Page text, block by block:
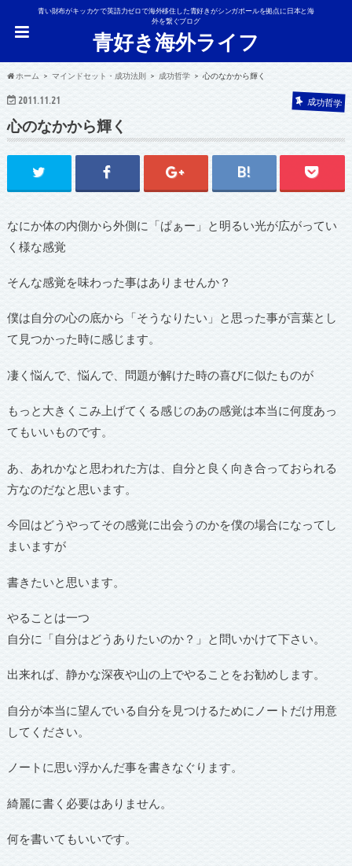
青い財布がキッカケで英語力ゼロで海外移住した青好きがシンガポールを拠点に日本と海
外を繋ぐブログ
青好き海外ライフ
ホーム マインドセット・成功法則 成功哲学 心のなかから輝く
2011.11.21 成功哲学
心のなかから輝く
なにか体の内側から外側に「ぱぁー」と明るい光が広がってい
く様な感覚
そんな感覚を味わった事はありませんか？
僕は自分の心の底から「そうなりたい」と思った事が言葉とし
て見つかった時に感じます。
凄く悩んで、悩んで、問題が解けた時の喜びに似たものが
もっと大きくこみ上げてくる感じのあの感覚は本当に何度あっ
てもいいものです。
あ、あれかなと思われた方は、自分と良く向き合っておられる
方なのだなと思います。
今回はどうやってその感覚に出会うのかを僕の場合になってし
まいますが
書きたいと思います。
やることは一つ
自分に「自分はどうありたいのか？」と問いかけて下さい。
出来れば、静かな深夜や山の上でやることをお勧めします。
自分が本当に望んでいる自分を見つけるためにノートだけ用意
してください。
ノートに思い浮かんだ事を書きなぐります。
綺麗に書く必要はありません。
何を書いてもいいです。